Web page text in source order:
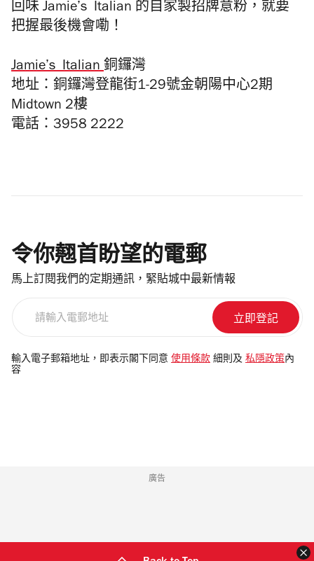
回味 Jamie’s Italian 的自家製招牌意粉，就要
把握最後機會嘞！
Jamie’s Italian銅鑼灣
地址：銅鑼灣登龍街1-29號金朝陽中心2期
Midtown 2樓
電話：3958 2222
令你翹首盼望的電郵
馬上訂閱我們的定期通訊，緊貼城中最新情報
電
郵
輸入電子郵箱地址，即表示閣下同意 使用條款 細則及 私隱政策 內
容
廣告